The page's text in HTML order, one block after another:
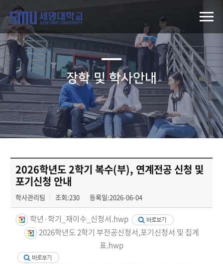
장학 및 학사안내
2026학년도 2학기 복수(부), 연계전공 신청 및
포기신청 안내
학사관리팀 조회:230 등록일:2026-06-04
학년·학기_재이수_신청서.hwp
표.hwp